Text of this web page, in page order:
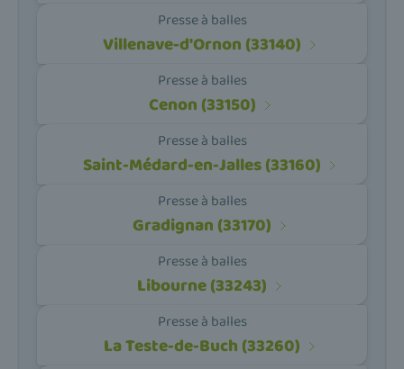
Presse à balles
Villenave-d'Ornon (33140)
Presse à balles
Cenon (33150)
Presse à balles
Saint-Médard-en-Jalles (33160)
Presse à balles
Gradignan (33170)
Presse à balles
Libourne (33243)
Presse à balles
La Teste-de-Buch (33260)